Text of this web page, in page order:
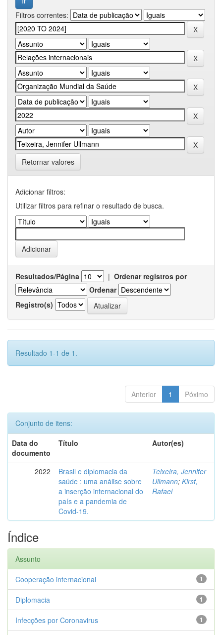
Filtros correntes:
Retornar valores
Adicionar filtros:
Utilizar filtros para refinar o resultado de busca.
Resultados/Página | Ordenar registros por
Ordenar
Registro(s)
Resultado 1-1 de 1.
Anterior 1 Póximo
Conjunto de itens:
Data do
documento
Título Autor(es)
2022
Brasil e diplomacia da
saúde : uma análise sobre
a inserção internacional do
país e a pandemia de
Covid-19.
Teixeira, Jennifer
Ullmann; Kirst,
Rafael
Índice
Assunto
1
Cooperação internacional
1
Diplomacia
1
Infecções por Coronavirus